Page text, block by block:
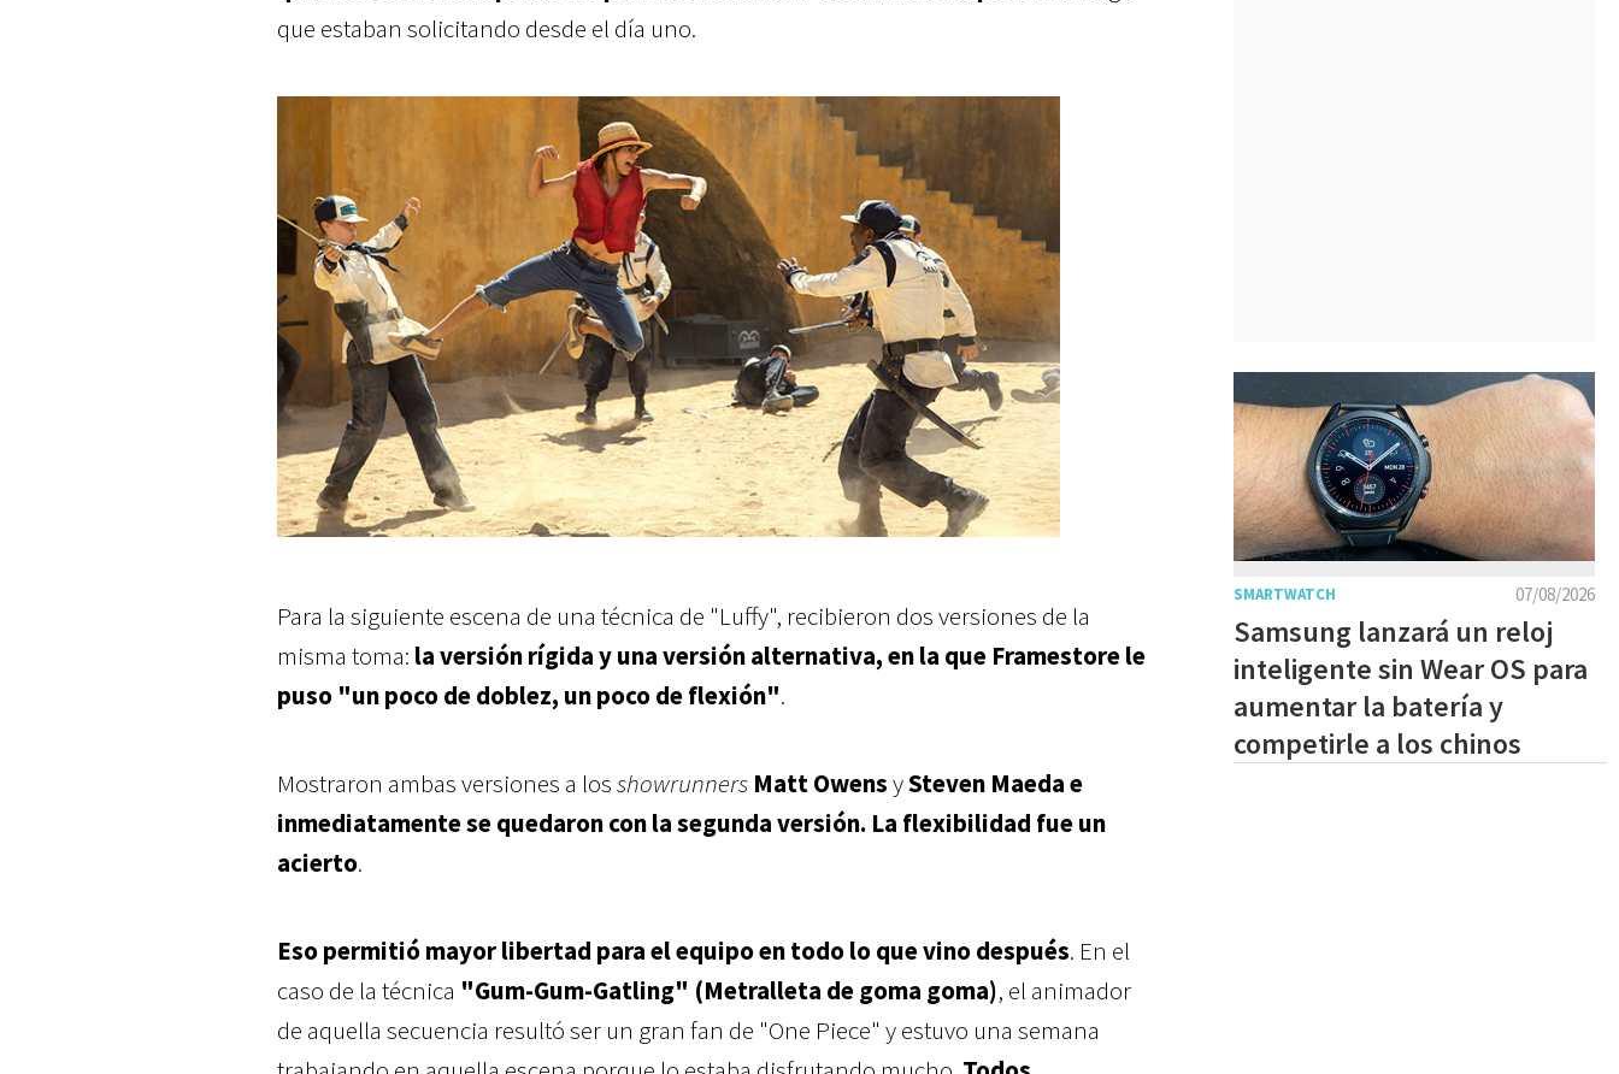
que estaban solicitando desde el día uno.
Para la siguiente escena de una técnica de "Luffy", recibieron dos versiones de la
misma toma: la versión rígida y una versión alternativa, en la que Framestore le
puso "un poco de doblez, un poco de flexión".
Mostraron ambas versiones a losshowrunners Matt OwensySteven Maeda e
inmediatamente se quedaron con la segunda versión. La flexibilidad fue un
acierto.
Eso permitió mayor libertad para el equipo en todo lo que vino después. En el
caso de la técnica "Gum-Gum-Gatling" (Metralleta de goma goma), el animador
de aquella secuencia resultó ser un gran fan de "One Piece" y estuvo una semana
07/08/2026
SMARTWATCH
Samsung lanzará un reloj
inteligente sin Wear OS para
aumentar la batería y
competirle a los chinos